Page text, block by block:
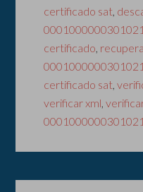
certificado sat,
certificado,
certificado sat,
verificar xml,